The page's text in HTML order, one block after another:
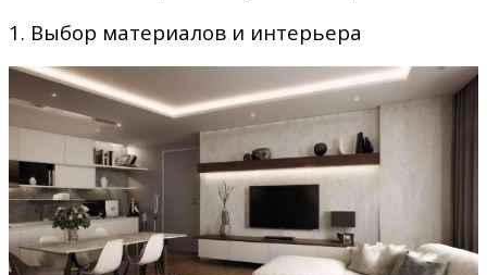
1. Выбор материалов и интерьера